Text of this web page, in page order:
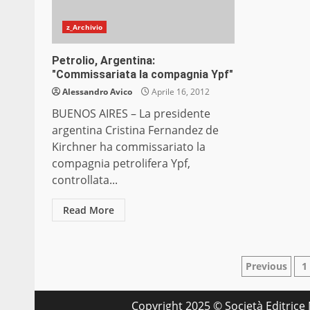
z_Archivio
Petrolio, Argentina:
"Commissariata la compagnia Ypf"
Alessandro Avico Aprile 16, 2012
BUENOS AIRES – La presidente
argentina Cristina Fernandez de
Kirchner ha commissariato la
compagnia petrolifera Ypf,
controllata...
Read More
degli
Previous 1
Copyright 2025 © Società